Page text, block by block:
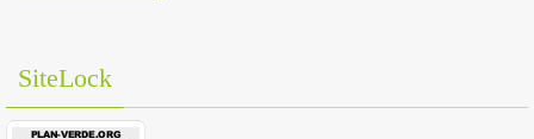
SiteLock